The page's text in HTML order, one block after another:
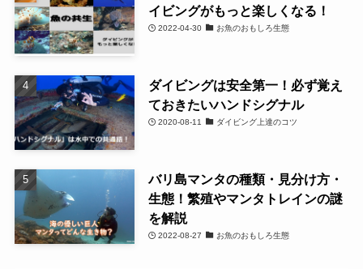
イビングがもっと楽しくなる！
2022-04-30 お魚のおもしろ生態
ダイビングは安全第一！必ず覚え
ておきたいハンドシグナル
2020-08-11 ダイビング上達のコツ
バリ島マンタの種類・見分け方・
生態！繁殖やマンタトレインの謎
を解説
2022-08-27 お魚のおもしろ生態